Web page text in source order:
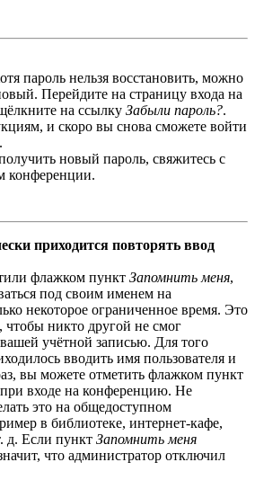
пароль нельзя восстановить, можно
Перейдите на страницу входа на
на ссылку Забыли пароль?.
и скоро вы снова сможете войти
новый пароль, свяжитесь с
конференции.
приходится повторять ввод
флажком пункт Запомнить меня,
под своим именем на
некоторое ограниченное время. Это
чтобы никто другой не смог
вашей учётной записью. Для того
вводить имя пользователя и
вы можете отметить флажком пункт
при входе на конференцию. Не
это на общедоступном
в библиотеке, интернет-кафе,
д. Если пункт Запомнить меня
что администратор отключил